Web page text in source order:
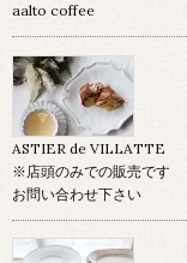
aalto coffee
ASTIER de VILLATTE
※店頭のみでの販売です
お問い合わせ下さい